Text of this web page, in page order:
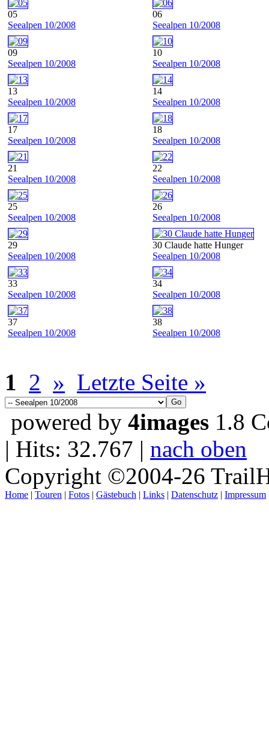
05
Seealpen 10/2008
06
Seealpen 10/2008
09
Seealpen 10/2008
10
Seealpen 10/2008
13
Seealpen 10/2008
14
Seealpen 10/2008
17
Seealpen 10/2008
18
Seealpen 10/2008
21
Seealpen 10/2008
22
Seealpen 10/2008
25
Seealpen 10/2008
26
Seealpen 10/2008
29
Seealpen 10/2008
30 Claude hatte Hunger
Seealpen 10/2008
33
Seealpen 10/2008
34
Seealpen 10/2008
37
Seealpen 10/2008
38
Seealpen 10/2008
1 2 » Letzte Seite »
powered by 4images 1.8
| Hits: 32.767 | nach oben
Copyright ©2004-26
Home | Touren | Fotos | Gästebuch | Links | Datenschutz | Impressum